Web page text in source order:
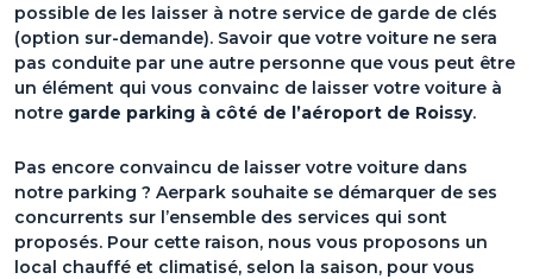
possible de les laisser à notre service de garde de clés
(option sur-demande). Savoir que votre voiture ne sera
pas conduite par une autre personne que vous peut être
un élément qui vous convainc de laisser votre voiture à
notre garde parking à côté de l’aéroport de Roissy.
Pas encore convaincu de laisser votre voiture dans
notre parking ? Aerpark souhaite se démarquer de ses
concurrents sur l’ensemble des services qui sont
proposés. Pour cette raison, nous vous proposons un
local chauffé et climatisé, selon la saison, pour vous